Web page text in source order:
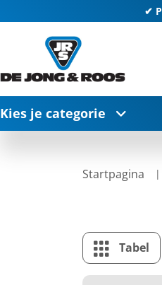
✔
Kies je categorie
Startpagina
Tabel